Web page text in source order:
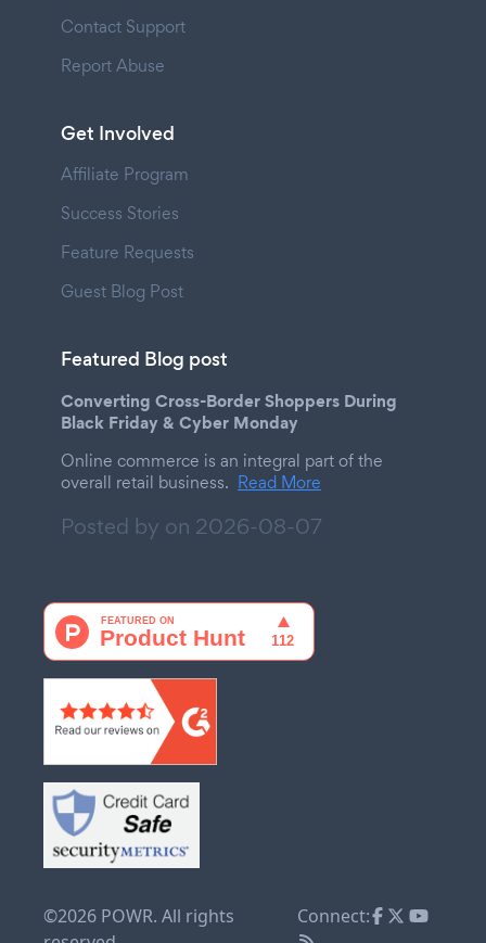
Contact Support
Report Abuse
Get Involved
Affiliate Program
Success Stories
Feature Requests
Guest Blog Post
Featured Blog post
Converting Cross-Border Shoppers During
Black Friday & Cyber Monday
Online commerce is an integral part of the
overall retail business. Read More
Posted by on 2026-08-07
©2026 POWR. All rights
Connect: